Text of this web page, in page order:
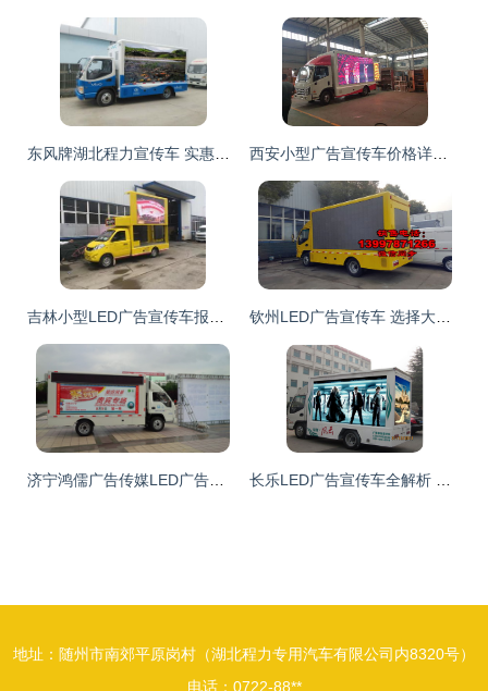
地址：随州市南郊平原岗村（湖北程力专用汽车有限公司内8320号）
电话：0722-88**